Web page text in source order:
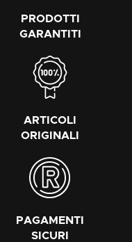
PRODOTTI
GARANTITI
ARTICOLI
ORIGINALI
PAGAMENTI
SICURI